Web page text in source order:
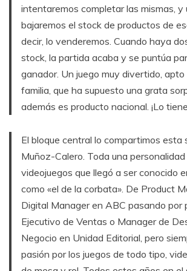
intentaremos completar las mismas, y
bajaremos el stock de productos de
decir, lo venderemos. Cuando haya
stock, la partida acaba y se puntúa
ganador. Un juego muy divertido,
familia, que ha supuesto una grata
además es producto nacional. ¡Lo
El bloque central lo compartimos esta
Muñoz-Calero. Toda una
videojuegos que llegó a ser conocido
como «el de la corbata». De Product
Digital Manager en ABC pasando por
Ejecutivo de Ventas o Manager de
Negocio en Unidad Editorial, pero
pasión por los juegos de todo tipo,